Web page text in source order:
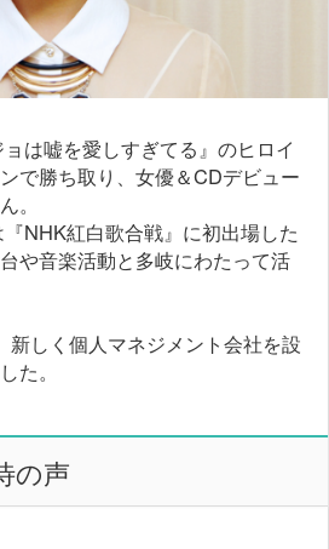
は嘘を愛しすぎてる』のヒロイ
で勝ち取り、女優＆CDデビュー
。
NHK紅白歌合戦』に初出場した
や音楽活動と多岐にわたって活
新しく個人マネジメント会社を設
た。
の声